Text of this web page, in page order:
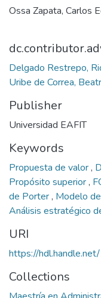
Ossa Zapata, Carlos
Delgado Restrepo,
Uribe de Correa,
Publisher
Universidad EAFIT
Keywords
Propuesta de valor,
Propósito superior,
de Porter, Modelo
Análisis estratégico
URI
https://
Collections